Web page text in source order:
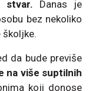
stvar. Danas je
bez nekoliko
školjke.
da bude previše
na više suptilnih
koji donose